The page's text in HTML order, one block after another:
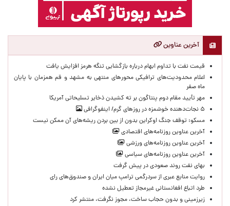
آخرین عناوین
قیمت نفت با تداوم ابهام درباره بازگشایی تنگه هرمز افزایش یافت
اعلام محدودیت‌های ترافیکی محورهای منتهی به مشهد و قم همزمان با پایان
ماه صفر
مهر تأیید مقام دوم پنتاگون بر ته کشیدن ذخایر تسلیحاتی آمریکا
۵ نجات‌دهنده خوشمزه در روزهای گرم/ اینفوگرافی
مسکو: توقف جنگ اوکراین بدون از بین بردن ریشه‌های آن ممکن نیست
آخرین عناوین روزنامه‌های اقتصادی
آخرین عناوین روزنامه‌های ورزشی
آخرین عناوین روزنامه‌های سیاسی
بهای نفت روند صعودی در پیش گرفت
روایت منابع عبری از سردرگمی ترامپ میان ایران و صندوق‌های رای
طرد اتباع افغانستانی غیرمجاز تعطیل نشده
زیرزمینی و بدون حجاب ساخت، مجوز نگرفت، منتشر کرد